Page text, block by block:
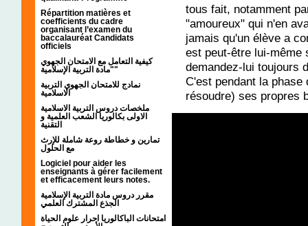
Répartition matières et
coefficients du cadre
organisant l’examen du
baccalauréat Candidats
officiels
كيفية التعامل مع الامتحان الجهوي
"مادة التربية الإسلامية"
نمادج للامتحان الجهوي التربية
الاسلامية
ملخصات دروس التربية الاسلامية
الاولى بكالوريا الشعب العلمية و
التقنية
تمارين و خطاطة روعة شاملة للإرث
مع الحلول
Logiciel pour aider les
enseignants à gérer facilement
et efficacement leurs notes.
مقرر دروس مادة التربية الإسلامية
الجذع المشترك العلمي
امتحانات الباكالوريا احرار علوم الحياة
tous fait, notamment
"amoureux" qui n'en
jamais qu'un élève a
est peut-être lui-même
demandez-lui toujours
C'est pendant la
résoudre) ses propres